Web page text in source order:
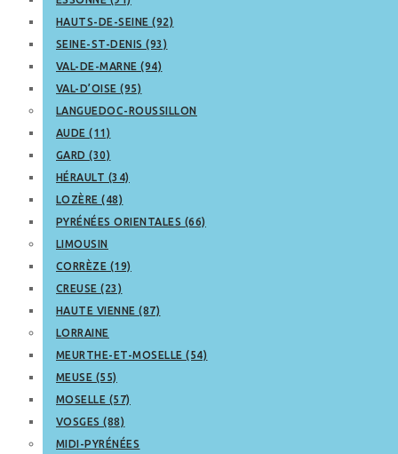
HAUTS-DE-SEINE (92)
SEINE-ST-DENIS (93)
VAL-DE-MARNE (94)
VAL-D’OISE (95)
LANGUEDOC-ROUSSILLON
AUDE (11)
GARD (30)
HÉRAULT (34)
LOZÈRE (48)
PYRÉNÉES ORIENTALES (66)
LIMOUSIN
CORRÈZE (19)
CREUSE (23)
HAUTE VIENNE (87)
LORRAINE
MEURTHE-ET-MOSELLE (54)
MEUSE (55)
MOSELLE (57)
VOSGES (88)
MIDI-PYRÉNÉES